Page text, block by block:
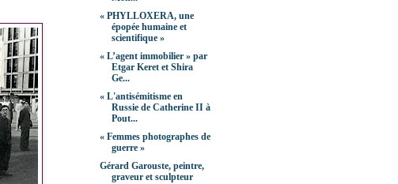
« PHYLLOXERA, une
épopée humaine et
scientifique »
« L’agent immobilier » par
Etgar Keret et Shira
Ge...
« L'antisémitisme en
Russie de Catherine II à
Pout...
« Femmes photographes de
guerre »
Gérard Garouste, peintre,
graveur et sculpteur